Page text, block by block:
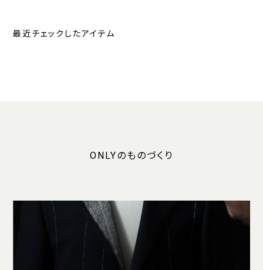
最近チェックしたアイテム
ONLYのものづくり